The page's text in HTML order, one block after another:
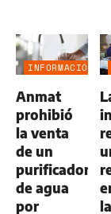
INFORMACIÓN
Anmat
prohibió
la venta
de un
purificador
de agua
por
la